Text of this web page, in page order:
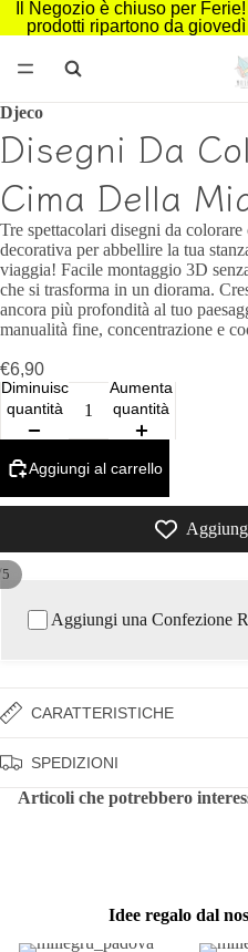
Il Negozio è chiuso per
prodotti ripartono da
5
Djeco
Disegni Da
Cima Della
Tre spettacolari disegni da
decorativa per abbellire la tua
viaggia! Facile montaggio 3D
che si trasforma in un diorama.
ancora più profondità al tuo
manualità fine, concentrazione e
€6,90
Diminuisci
quantità
Aumenta
quantità
Aggiungi al carrello
Aggiungi una Confezione
CARATTERISTICHE
SPEDIZIONI
Articoli che potrebbero
Idee regalo dal